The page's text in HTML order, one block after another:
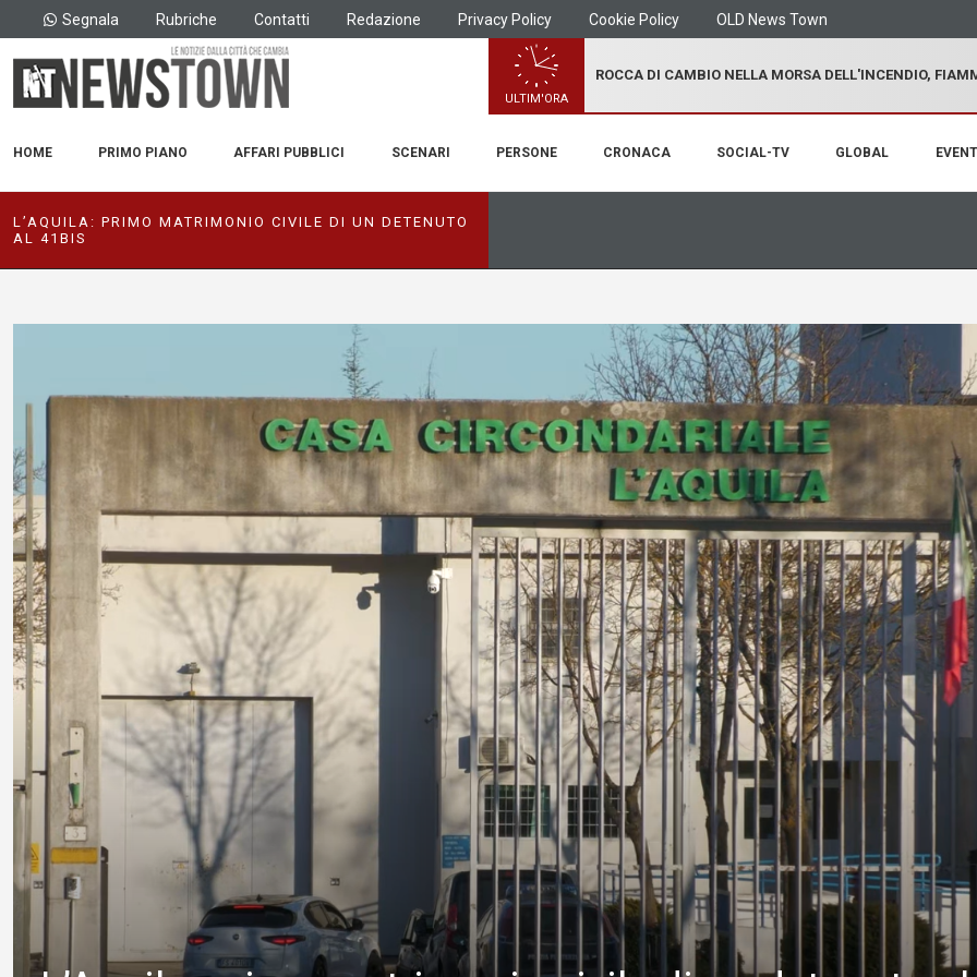
Segnala Rubriche Contatti Redazione Privacy Policy Cookie Policy OLD News Town
ULTIM'ORA
ROCCA DI CAMBIO NELLA MORSA DELL'INCENDIO,
HOME PRIMO PIANO AFFARI PUBBLICI SCENARI PERSONE CRONACA SOCIAL-TV GLOBAL
L’AQUILA: PRIMO MATRIMONIO CIVILE DI UN DETENUTO
AL 41BIS